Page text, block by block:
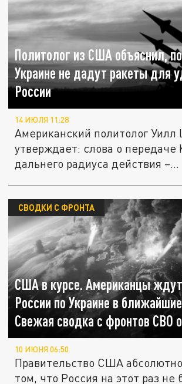
Политолог из США объяснил,
Украине не дадут ракеты для
России
14 ИЮЛЯ 11:28
Американский политолог
утверждает: слова о передаче
дальнего радиуса действия –...
США в курсе. Американцы
России по Украине в
Свежая сводка с фронтов СВО
СВОДКИ С ФРОНТА
10 ИЮНЯ 06:50
Правительство США
том, что Россия на этот раз не